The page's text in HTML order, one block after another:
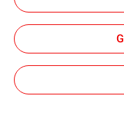
seront utilisés. Pour
consulter la page «
traceurs ».